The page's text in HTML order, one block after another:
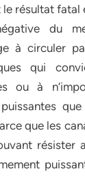
résultat fatal
du
à circuler
qui
ou à
que les
résister